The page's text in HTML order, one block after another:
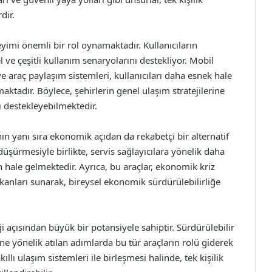
önemli bir rol oynamaktadır. Kullanıcıların
çeşitli kullanım senaryolarını destekliyor. Mobil
paylaşım sistemleri, kullanıcıları daha esnek hale
Böylece, şehirlerin genel ulaşım stratejilerine
destekleyebilmektedir.
yanı sıra ekonomik açıdan da rekabetçi bir alternatif
birlikte, servis sağlayıcılara yönelik daha
gelmektedir. Ayrıca, bu araçlar, ekonomik kriz
sunarak, bireysel ekonomik sürdürülebilirliğe
açısından büyük bir potansiyele sahiptir. Sürdürülebilir
yönelik atılan adımlarda bu tür araçların rolü giderek
ulaşım sistemleri ile birleşmesi halinde, tek kişilik